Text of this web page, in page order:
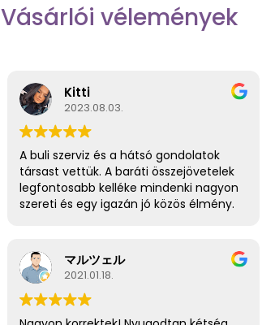
Vásárlói vélemények
Kitti
2023.08.03.
A buli szerviz és a hátsó gondolatok
társast vettük. A baráti összejövetelek
legfontosabb kelléke mindenki nagyon
szereti és egy igazán jó közös élmény.
マルツェル
2021.01.18.